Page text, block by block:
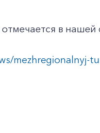
в нашей
mezhregionalnyj-